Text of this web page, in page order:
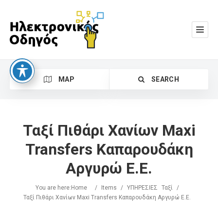
MAP SEARCH
Search
Ταξί Πιθάρι Χανίων Maxi
Transfers Καπαρουδάκη
Αργυρώ Ε.Ε.
You are here: Home / Items / ΥΠΗΡΕΣΙΕΣ Ταξί
/
Ταξί Πιθάρι Χανίων Maxi Transfers Καπαρουδάκη Αργυρώ Ε.Ε.